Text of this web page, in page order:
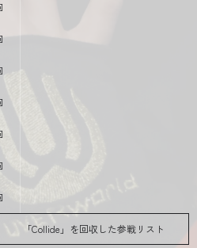
「Collide」を回収した参戦リスト